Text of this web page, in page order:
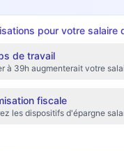
pour votre salaire
de travail
à 39h augmenterait votre
fiscale
les dispositifs d'épargne